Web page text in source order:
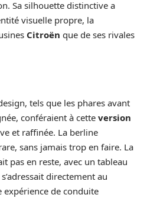
Sa silhouette distinctive a
visuelle propre, la
Citroën que de ses rivales
tels que les phares avant
conféraient à cette version
et raffinée. La berline
sans jamais trop en faire. La
pas en reste, avec un tableau
directement au
de conduite